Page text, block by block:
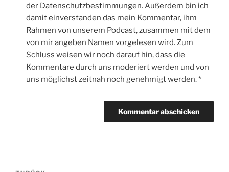
der Datenschutzbestimmungen. Außerdem bin ich
damit einverstanden das mein Kommentar, ihm
Rahmen von unserem Podcast, zusammen mit dem
von mir angeben Namen vorgelesen wird. Zum
Schluss weisen wir noch darauf hin, dass die
Kommentare durch uns moderiert werden und von
uns möglichst zeitnah noch genehmigt werden.*
Beitragsnavigation